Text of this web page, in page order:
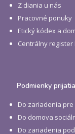
Z diania u nás
Pracovné ponuky
Etický kódex a
Centrálny register
Podmienky prijatia
Do zariadenia
Do domova
Do zariadenia